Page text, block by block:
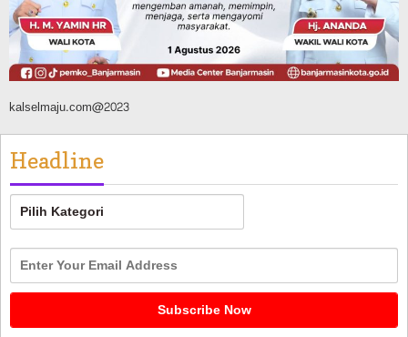
Agustus 7, 2026
kalselmaju.com@2023
Headline
Headline